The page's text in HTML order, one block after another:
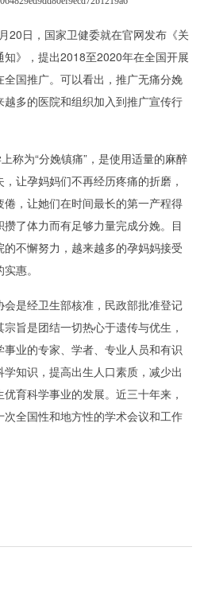
20日，国家卫健委就在官网发布《关
》，提出2018至2020年在全国开展
国推广。可以看出，推广无痛分娩
多的医院和组织加入到推广宣传行
称为“分娩镇痛”，是使用适量的麻醉
让孕妈妈们不再经历疼痛的折磨，
，让她们在时间最长的第一产程得
了体力而有足够力量完成分娩。目
不懈努力，越来越多的孕妈妈接受
惠。
是经卫生部核准，民政部批准登记
旨是团结一切热心于遗传与优生，
业的专家、学者、专业人员和有识
知识，提高出生人口素质，减少出
育科学事业的发展。近三十年来，
全国性和地方性的学术会议和工作